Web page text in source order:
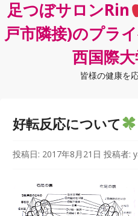
足つぼサロンRin
戸市隣接)のプラ
西国際
皆様の健康を
好転反応について
投稿日: 2017年8月21日 投稿者: